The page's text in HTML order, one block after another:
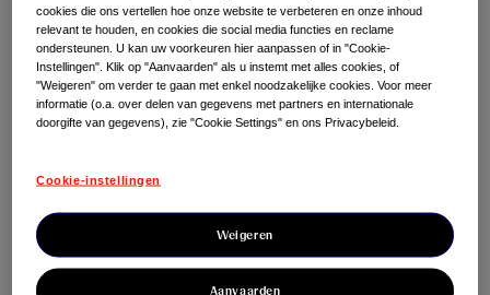
patiëntenorganisaties begrijpen we beter de
behoeften van mensen die leven met de
ziekten en aandoeningen die we willen
genezen.
cookies die ons vertellen hoe onze website te verbeteren en onze inhoud
relevant te houden, en cookies die social media functies en reclame
ondersteunen. U kan uw voorkeuren hier aanpassen of in "Cookie-
Instellingen". Klik op "Aanvaarden" als u instemt met alles cookies, of
"Weigeren" om verder te gaan met enkel noodzakelijke cookies. Voor meer
informatie (o.a. over delen van gegevens met partners en internationale
doorgifte van gegevens), zie "Cookie Settings" en ons Privacybeleid.
Cookie-instellingen
Weigeren
Aanvaarden